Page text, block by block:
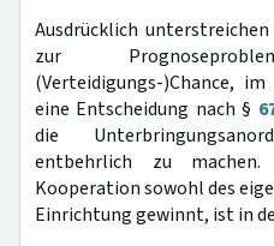
Ausdrücklich
zur
(Verteidigungs-)Chance,
eine Entscheidung nach §
die
entbehrlich zu
Kooperation sowohl des
Einrichtung gewinnt, ist in